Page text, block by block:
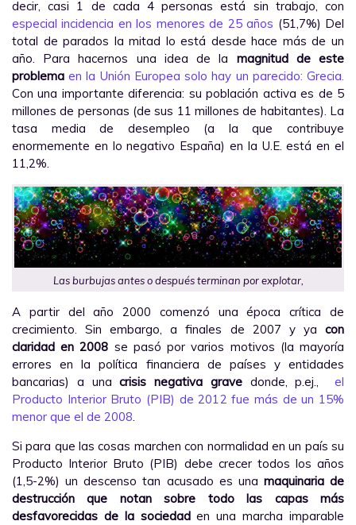
decir, casi 1 de cada 4 personas está sin trabajo, con
especial incidencia en los menores de 25 años (51,7%) Del
total de parados la mitad lo está desde hace más de un
año. Para hacernos una idea de la magnitud de este
problema en la Unión Europea solo hay un parecido: Grecia.
Con una importante diferencia: su población activa es de 5
millones de personas (de sus 11 millones de habitantes). La
tasa media de desempleo (a la que contribuye
enormemente en lo negativo España) en la U.E. está en el
11,2%.
Las burbujas antes o después terminan por explotar,
A partir del año 2000 comenzó una época crítica de
crecimiento. Sin embargo, a finales de 2007 y ya con
claridad en 2008 se pasó por varios motivos (la mayoría
errores en la política financiera de países y entidades
bancarias) a una crisis negativa gravedonde, p.ej.,el
Producto Interior Bruto (PIB) de 2012 fue más de un 15%
menor que el de 2008.
Si para que las cosas marchen con normalidad en un país su
Producto Interior Bruto (PIB) debe crecer todos los años
(1,5-2%) un descenso tan acusado es una maquinaria de
destrucción que notan sobre todo las capas más
desfavorecidas de la sociedaden una marcha imparable